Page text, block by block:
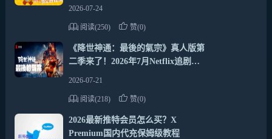
2026-07-24
阅读(250) 赞(0)
《降世神通：最後的氣宗》真人版第
二季来了！2026年7月Netflix追剧推
2026-07-21
阅读(218) 赞(0)
2026最新推特会员怎么买？X
Premium国内代充保姆级教程